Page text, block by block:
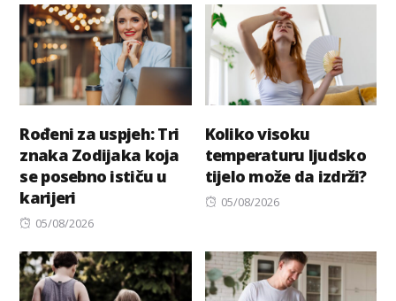
Rođeni za uspjeh: Tri
znaka Zodijaka koja
se posebno ističu u
karijeri
Posted
05/08/2026
Koliko visoku
temperaturu ljudsko
tijelo može da izdrži?
Posted
05/08/2026